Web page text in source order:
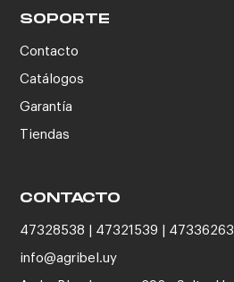
SOPORTE
Contacto
Catálogos
Garantía
Tiendas
CONTACTO
47328538 | 47321539 | 47336263
info@agribel.uy